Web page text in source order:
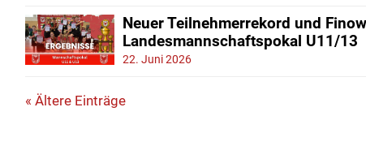
Neuer Teilnehmerrekord und
Landesmannschaftspokal U11/13
22. Juni 2026
« Ältere Einträge